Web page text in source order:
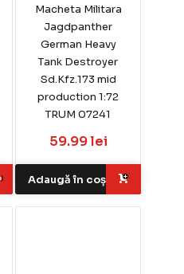
Macheta Militara
Jagdpanther
German Heavy
Tank Destroyer
Sd.Kfz.173 mid
production 1:72
TRUM 07241
59.99 lei
Adaugă în coș